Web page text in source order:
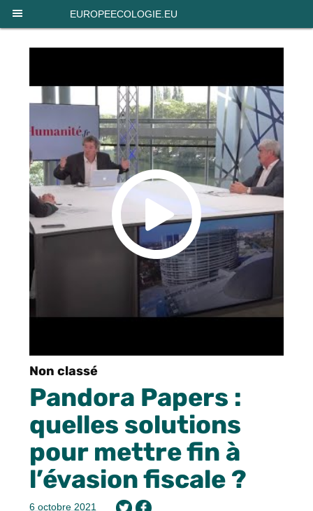
EUROPEECOLOGIE.EU
Non classé
Pandora Papers :
quelles solutions
pour mettre fin à
l’évasion fiscale ?
6 octobre 2021